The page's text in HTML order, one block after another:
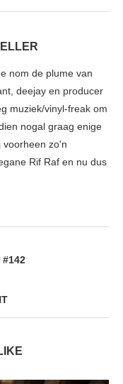
nom de plume van
deejay en producer
muziek/vinyl-freak om
nogal graag enige
voorheen zo'n
Rif Raf en nu dus